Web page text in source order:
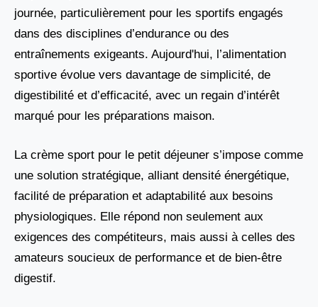
journée, particulièrement pour les sportifs engagés
dans des disciplines d’endurance ou des
entraînements exigeants. Aujourd'hui, l’alimentation
sportive évolue vers davantage de simplicité, de
digestibilité et d’efficacité, avec un regain d’intérêt
marqué pour les préparations maison.
La crème sport pour le petit déjeuner s’impose comme
une solution stratégique, alliant densité énergétique,
facilité de préparation et adaptabilité aux besoins
physiologiques. Elle répond non seulement aux
exigences des compétiteurs, mais aussi à celles des
amateurs soucieux de performance et de bien-être
digestif.